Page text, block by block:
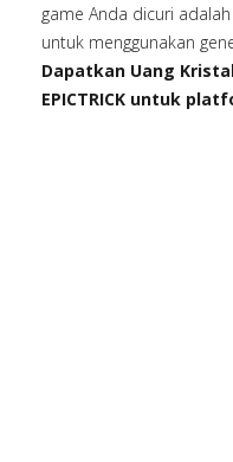
game Anda dicuri
untuk menggunakan
Dapatkan Uang
EPICTRICK untuk